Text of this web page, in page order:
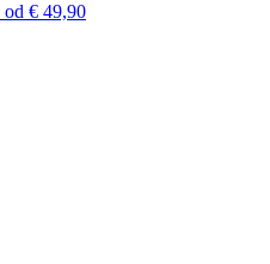
od € 49,90